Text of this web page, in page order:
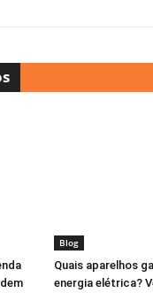
Blog
Quais aparelhos
energia elétrica?